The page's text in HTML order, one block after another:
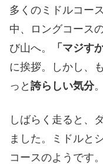
多くのミドルコー
中、ロングコース
び山へ。
「マジす
に挨拶。しかし、
っと 誇らしい気分。
しばらく走ると、
ました。ミドルと
コースのようです。